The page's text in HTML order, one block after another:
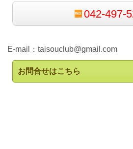
042-497-
E-mail： taisouclub@gmail.com
お問合せはこちら